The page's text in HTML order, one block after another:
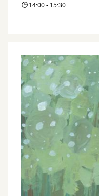
14:00 - 15:30